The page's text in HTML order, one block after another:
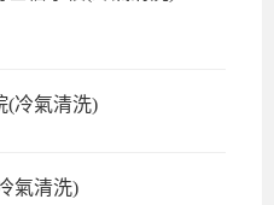
(冷氣清洗)
氣清洗)